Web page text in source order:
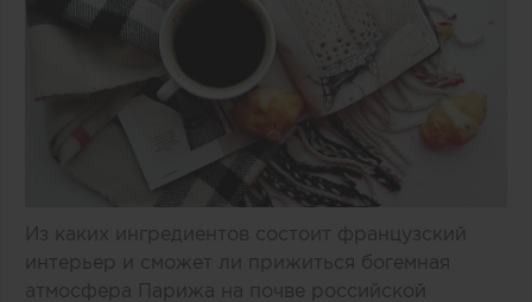
Из каких ингредиентов состоит французский
интерьер и сможет ли прижиться богемная
атмосфера Парижа на почве российской